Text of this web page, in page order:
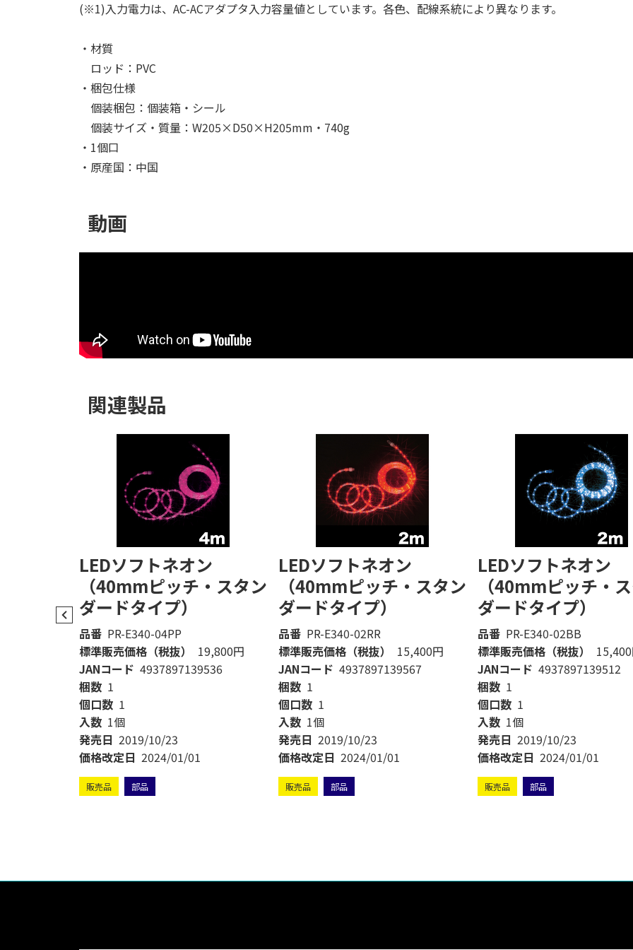
(※1)入力電力は、AC-ACアダプタ入力容量値としています。各色、配線系統により異なります。
・材質
ロッド：PVC
・梱包仕様
個装梱包：個装箱・シール
個装サイズ・質量：W205×D50×H205mm・740g
・1個口
・原産国：中国
動画
関連製品
LEDソフトネオン
（40mmピッチ・スタン
ダードタイプ）
品番 PR-E340-04PP
標準販売価格（税抜）
19,800円
JANコード 4937897139536
梱数 1
個口数 1
入数 1個
発売日 2019/10/23
価格改定日 2024/01/01
販売品 部品
LEDソフトネオン
（40mmピッチ・スタン
ダードタイプ）
品番 PR-E340-02RR
標準販売価格（税抜）
15,400円
JANコード 4937897139567
梱数 1
個口数 1
入数 1個
発売日 2019/10/23
価格改定日 2024/01/01
販売品 部品
LEDソフトネオン
（40mmピッチ・
ダードタイプ）
品番 PR-E340-02BB
標準販売価格（税抜）
JANコード 4937897139512
梱数 1
個口数 1
入数 1個
発売日 2019/10/23
価格改定日 2024/01/01
販売品 部品